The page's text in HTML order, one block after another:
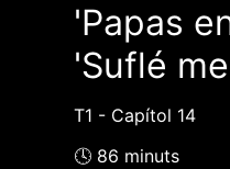
'Papas
'Suflé
T1 - Capítol 14
🕓 86 minuts